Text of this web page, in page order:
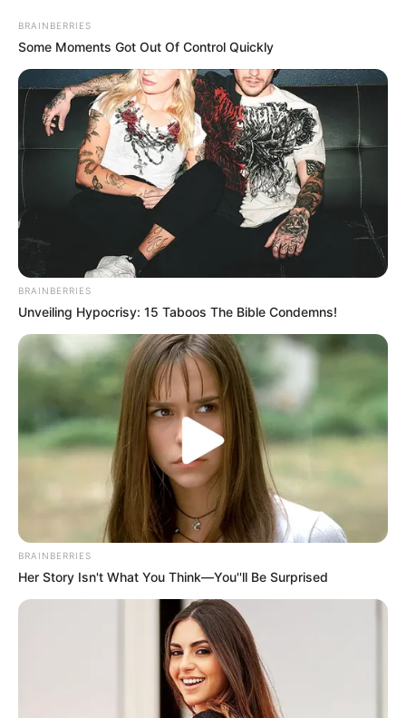
BRAINBERRIES
Some Moments Got Out Of Control Quickly
BRAINBERRIES
Unveiling Hypocrisy: 15 Taboos The Bible Condemns!
BRAINBERRIES
Her Story Isn't What You Think—You''ll Be Surprised